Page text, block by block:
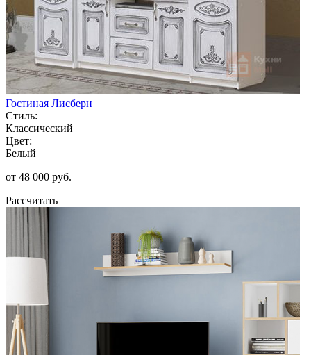
Гостиная Лисберн
Стиль:
Классический
Цвет:
Белый
от 48 000 руб.
Рассчитать